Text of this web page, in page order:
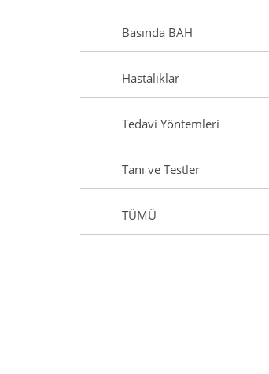
Basında BAH
Hastalıklar
Tedavi Yöntemleri
Tanı ve Testler
TÜMÜ